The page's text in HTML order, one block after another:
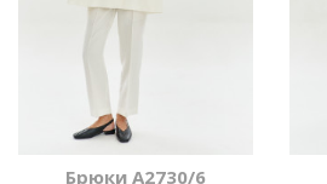
Брюки А2730/6